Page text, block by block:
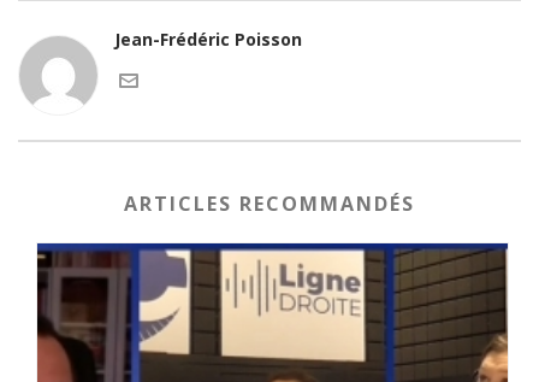
Jean-Frédéric Poisson
ARTICLES RECOMMANDÉS